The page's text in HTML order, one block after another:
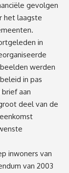
gevolgen
het laagste
in
werden
in pas
aan
deel van de
inwoners van
van 2003